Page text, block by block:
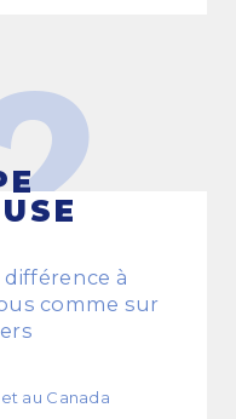
à
comme sur
au Canada